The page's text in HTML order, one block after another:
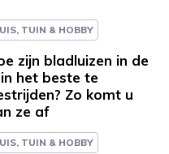
TUIN & HOBBY
zijn bladluizen in de
het beste te
Zo komt u
ze af
TUIN & HOBBY